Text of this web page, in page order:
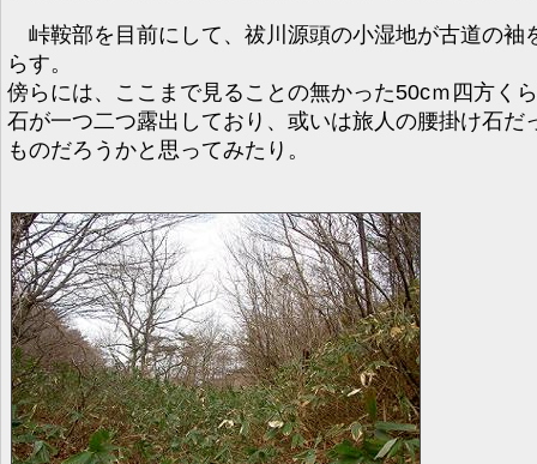
峠鞍部を目前にして、祓川源頭の小湿地が古道の袖
らす。
傍らには、ここまで見ることの無かった50cｍ四方く
石が一つ二つ露出しており、或いは旅人の腰掛け石だ
ものだろうかと思ってみたり。